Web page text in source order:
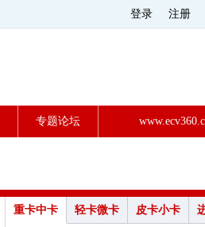
登录 注册
专题论坛
重卡中卡 轻卡微卡 皮卡小卡